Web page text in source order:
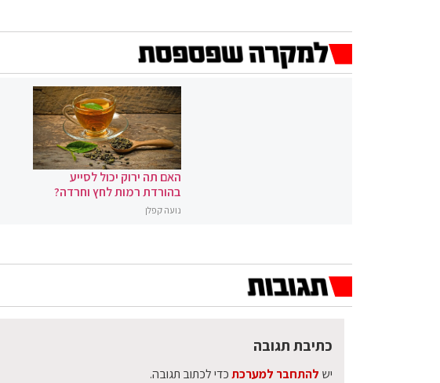
האם תה ירוק יכול לסייע
בהורדת רמות לחץ וחרדה?
נועה קפלן
כתיבת תגובה
יש להתחבר למערכתכדי לכתוב תגובה.